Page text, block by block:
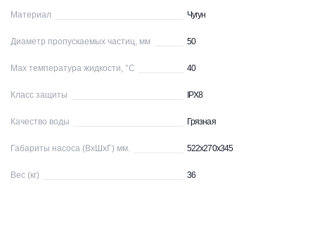
Материал Чугун
Диаметр пропускаемых частиц, мм 50
Max температура жидкости, °С 40
Класс защиты IPХ8
Качество воды Грязная
Габариты насоса (ВхШхГ) мм. 522x270x345
Вес (кг) 36